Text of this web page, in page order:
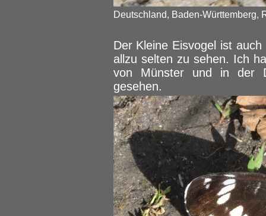
Deutschland, Baden-Württemberg,
Der Kleine Eisvogel ist
allzu selten zu sehen. Ich
von Münster und in der
gesehen.